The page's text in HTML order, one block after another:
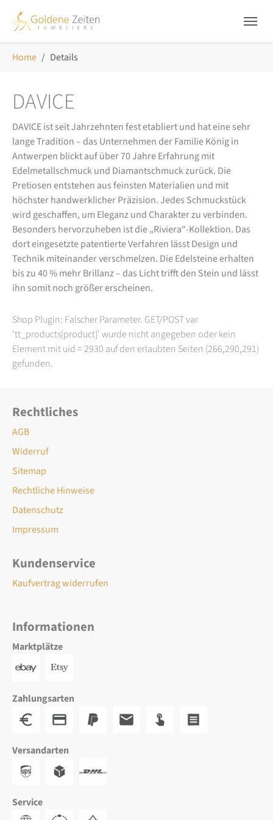
Home Details
DAVICE
DAVICE ist seit Jahrzehnten fest etabliert und hat eine sehr
lange Tradition – das Unternehmen der Familie König in
Antwerpen blickt auf über 70 Jahre Erfahrung mit
Edelmetallschmuck und Diamantschmuck zurück. Die
Pretiosen entstehen aus feinsten Materialien und mit
höchster handwerklicher Präzision. Jedes Schmuckstück
wird geschaffen, um Eleganz und Charakter zu verbinden.
Besonders hervorzuheben ist die „Riviera“-Kollektion. Das
dort eingesetzte patentierte Verfahren lässt Design und
Technik miteinander verschmelzen. Die Edelsteine erhalten
bis zu 40 % mehr Brillanz – das Licht trifft den Stein und lässt
ihn somit noch größer erscheinen.
Shop Plugin: Falscher Parameter. GET/POST var
'tt_products[product]' wurde nicht angegeben oder kein
Element mit uid = 2930 auf den erlaubten Seiten (266,290,291)
gefunden.
Rechtliches
AGB
Widerruf
Sitemap
Rechtliche Hinweise
Datenschutz
Impressum
Kundenservice
Kaufvertrag widerrufen
Informationen
Marktplätze
Zahlungsarten
Versandarten
Service